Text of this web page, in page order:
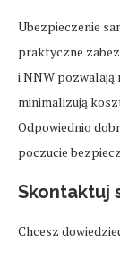
Ubezpieczenie
praktyczne
i NNW pozwalają
minimalizują
Odpowiednio
poczucie
Skontaktuj
Chcesz